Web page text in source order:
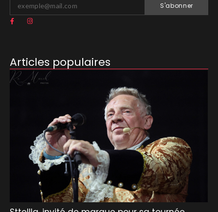
S'abonner
Articles populaires